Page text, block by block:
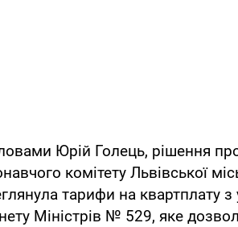
Юрій Голець, рішення
комітету Львівської
тарифи на квартплату
Міністрів № 529, яке